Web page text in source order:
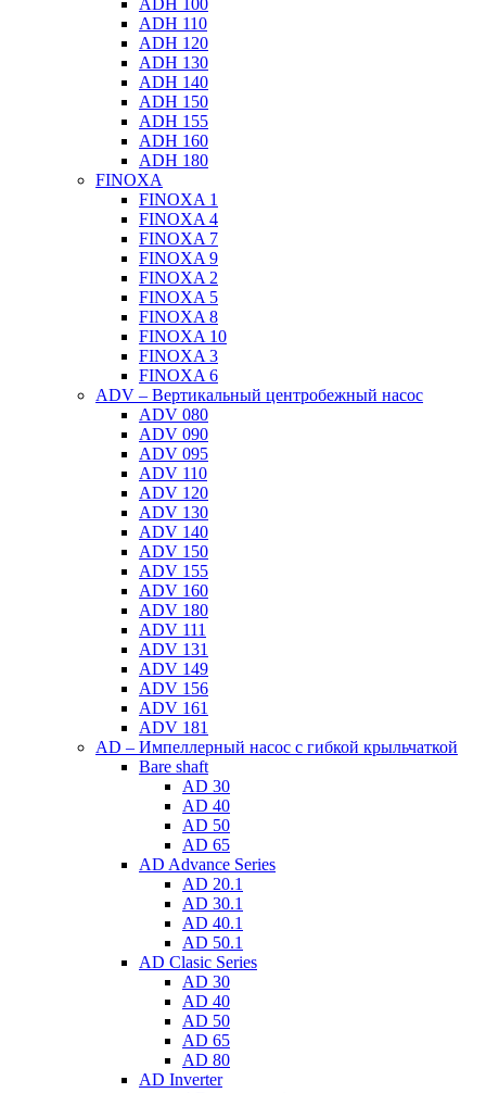
ADH 100
ADH 110
ADH 120
ADH 130
ADH 140
ADH 150
ADH 155
ADH 160
ADH 180
FINOXA
FINOXA 1
FINOXA 4
FINOXA 7
FINOXA 9
FINOXA 2
FINOXA 5
FINOXA 8
FINOXA 10
FINOXA 3
FINOXA 6
ADV – Вертикальный центробежный насос
ADV 080
ADV 090
ADV 095
ADV 110
ADV 120
ADV 130
ADV 140
ADV 150
ADV 155
ADV 160
ADV 180
ADV 111
ADV 131
ADV 149
ADV 156
ADV 161
ADV 181
AD – Импеллерный насос с гибкой крыльчаткой
Bare shaft
AD 30
AD 40
AD 50
AD 65
AD Advance Series
AD 20.1
AD 30.1
AD 40.1
AD 50.1
AD Clasic Series
AD 30
AD 40
AD 50
AD 65
AD 80
AD Inverter